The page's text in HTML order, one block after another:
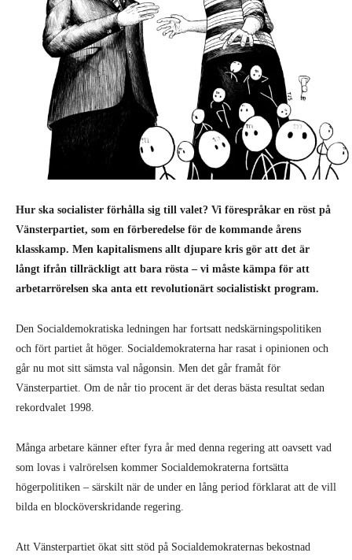
Hur ska socialister förhålla sig till valet? Vi förespråkar en röst på
Vänsterpartiet, som en förberedelse för de kommande årens
klasskamp. Men kapitalismens allt djupare kris gör att det är
långt ifrån tillräckligt att bara rösta – vi måste kämpa för att
arbetarrörelsen ska anta ett revolutionärt socialistiskt program.
Den Socialdemokratiska ledningen har fortsatt nedskärningspolitiken
och fört partiet åt höger. Socialdemokraterna har rasat i opinionen och
går nu mot sitt sämsta val någonsin. Men det går framåt för
Vänsterpartiet. Om de når tio procent är det deras bästa resultat sedan
rekordvalet 1998.
Många arbetare känner efter fyra år med denna regering att oavsett vad
som lovas i valrörelsen kommer Socialdemokraterna fortsätta
högerpolitiken – särskilt när de under en lång period förklarat att de vill
bilda en blocköverskridande regering.
Att Vänsterpartiet ökat sitt stöd på Socialdemokraternas bekostnad